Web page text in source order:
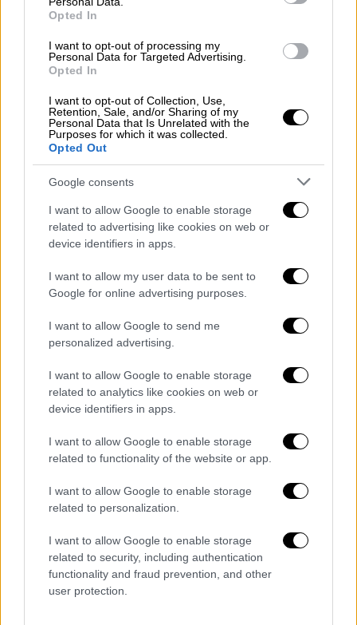
Opted In
I want to opt-out of processing my
Personal Data for Targeted Advertising.
Opted In
I want to opt-out of Collection, Use,
Retention, Sale, and/or Sharing of my
Personal Data that Is Unrelated with the
Purposes for which it was collected.
Opted Out
Google consents
I want to allow Google to enable storage
related to advertising like cookies on web or
device identifiers in apps.
I want to allow my user data to be sent to
Google for online advertising purposes.
I want to allow Google to send me
personalized advertising.
I want to allow Google to enable storage
related to analytics like cookies on web or
device identifiers in apps.
I want to allow Google to enable storage
related to functionality of the website or app.
I want to allow Google to enable storage
related to personalization.
I want to allow Google to enable storage
related to security, including authentication
functionality and fraud prevention, and other
user protection.
«Δεν υπήρχε καμία ανάγκη να χρησιμοποιήσει
θανατηφόρα βία», δήλωσε ο εισαγγελέας που
ασχολείται με την υπόθεση. «Εξετάσαμε την
video
Την χλεύαζε και την πυροβόλησε
όχημα της, με τον οποίομάλλον είχαν κάνει
χρήση ουσιώνόταν τουςσταμάτησε για
έλεγχο ο αστυνομικός.
Η Γκόμεζ υπάκουσε και βγήκε από το όχημα
άσχημα.
Στη συνέχεια, η γυναίκα ζητά να μπει και να
καθίσει στο αυτοκίνητο, όσο ο αστυνομικός
ελέγχει τα στοιχεία της και ξαφνικά βάζει
μπρος τη μηχανή και φεύγει.